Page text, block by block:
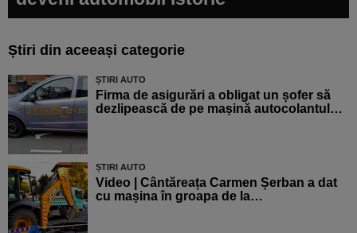
Știri din aceeași categorie
ȘTIRI AUTO
Firma de asigurări a obligat un șofer să
dezlipească de pe mașină autocolantul…
ȘTIRI AUTO
Video | Cântăreața Carmen Șerban a dat
cu mașina în groapa de la…